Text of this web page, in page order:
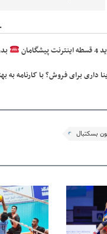
پیشگامان
داری برای فروش؟ با کارنامه
بسکتبال